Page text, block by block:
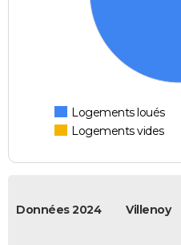
Logements loués
Logements vides
Données 2024 Villenoy